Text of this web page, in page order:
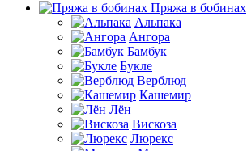
Пряжа в бобинах
Альпака
Ангора
Бамбук
Букле
Верблюд
Кашемир
Лён
Вискоза
Люрекс